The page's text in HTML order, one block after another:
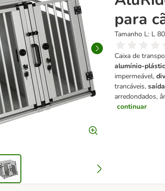
para
Tamanho L: L
Caixa de
alumínio-
impermeável,
trancáveis,
arredondados,
continuar